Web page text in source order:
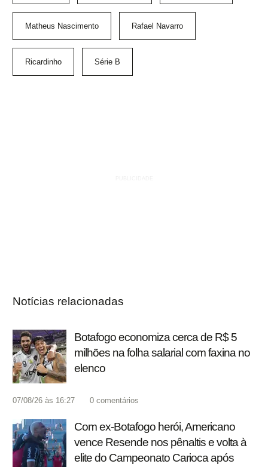
Matheus Nascimento Rafael Navarro
Ricardinho Série B
Notícias relacionadas
Botafogo economiza cerca de R$ 5
milhões na folha salarial com faxina no
elenco
07/08/26 às 16:27 0 comentários
Com ex-Botafogo herói, Americano
vence Resende nos pênaltis e volta à
elite do Campeonato Carioca após